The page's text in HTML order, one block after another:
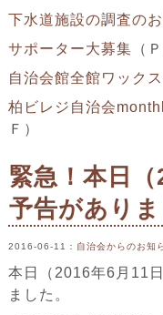
下水道施設の調査の
サポーター大募集 （
自治会館全館ワック
柏ビレジ自治会
Ｆ）
緊急！本日
予告があり
2016-06-11 ： 自治会からのお知
本日（2016年6月11
ました。